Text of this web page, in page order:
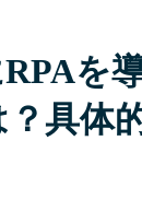
を
？具体